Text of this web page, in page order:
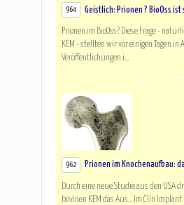
964 Geistlich: Prionen ? BioOss ist
Prionen im BioOss? Diese Frage -
KEM - stellten wir vor einigen Tagen
Veröffentlichungen i...
962 Prionen im Knochenaufbau:
Durch eine neue Studie aus den USA
bovinen KEM das Aus... Im Clin Implant